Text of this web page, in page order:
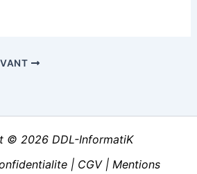
© 2026 DDL-InformatiK
| CGV | Mentions